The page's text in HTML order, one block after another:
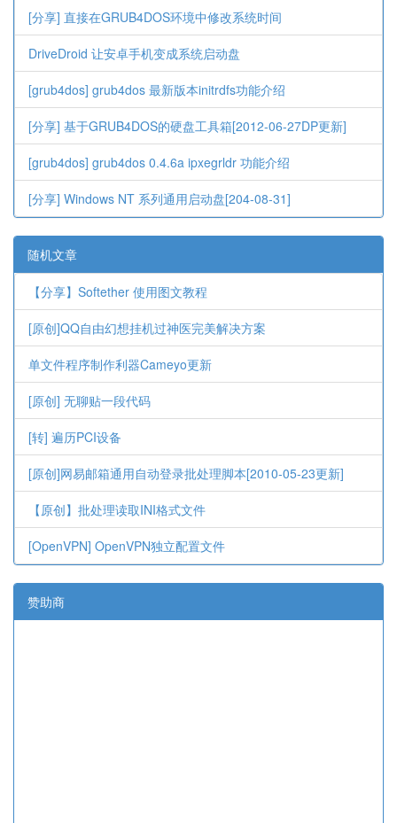
[分享] 直接在GRUB4DOS环境中修改系统时间
DriveDroid 让安卓手机变成系统启动盘
[grub4dos] grub4dos 最新版本initrdfs功能介绍
[分享] 基于GRUB4DOS的硬盘工具箱[2012-06-27DP更新]
[grub4dos] grub4dos 0.4.6a ipxegrldr 功能介绍
[分享] Windows NT 系列通用启动盘[204-08-31]
随机文章
【分享】Softether 使用图文教程
[原创]QQ自由幻想挂机过神医完美解决方案
单文件程序制作利器Cameyo更新
[原创] 无聊贴一段代码
[转] 遍历PCI设备
[原创]网易邮箱通用自动登录批处理脚本[2010-05-23更新]
【原创】批处理读取INI格式文件
[OpenVPN] OpenVPN独立配置文件
赞助商